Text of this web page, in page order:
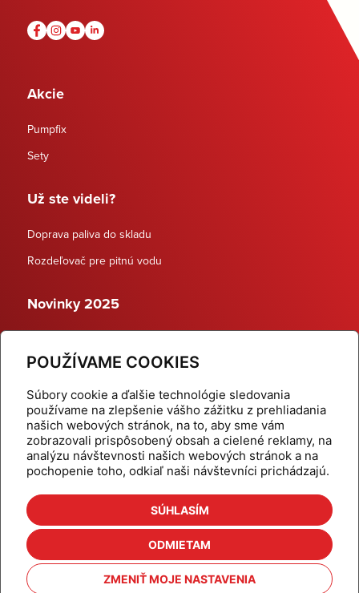
POUŽÍVAME COOKIES
Súbory cookie a ďalšie technológie sledovania
používame na zlepšenie vášho zážitku z prehliadania
našich webových stránok, na to, aby sme vám
zobrazovali prispôsobený obsah a cielené reklamy, na
analýzu návštevnosti našich webových stránok a na
pochopenie toho, odkiaľ naši návštevníci prichádzajú.
SÚHLASÍM
ODMIETAM
ZMENIŤ MOJE NASTAVENIA
Akcie
Pumpfix
Sety
Už ste videli?
Doprava paliva do skladu
Rozdeľovač pre pitnú vodu
Novinky 2025
Dynamické termostatické ventily
Domov
Produkty
Aktuality
Odber šikovné tipy
Kalkulačky
Cenníky
Na stiahnutie
Referencie
Kontakt